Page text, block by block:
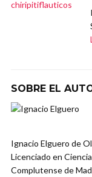
SOBRE EL
Ignacio Elguero de
Licenciado en
Complutense de